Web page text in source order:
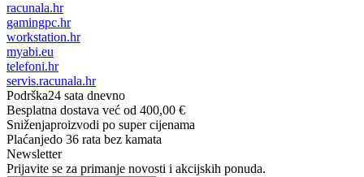
racunala.hr
gamingpc.hr
workstation.hr
myabi.eu
telefoni.hr
servis.racunala.hr
Podrška24 sata dnevno
Besplatna dostava već od 400,00 €
Sniženjaproizvodi po super cijenama
Plaćanjedo 36 rata bez kamata
Newsletter
Prijavite se za primanje novosti i akcijskih ponuda.